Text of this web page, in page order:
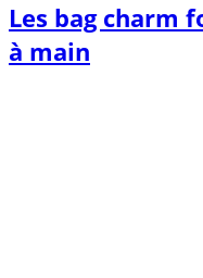
Les bag charm
à main